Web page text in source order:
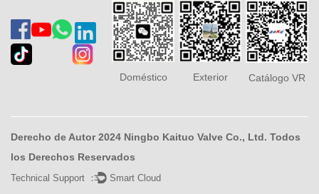
Doméstico Exterior Catálogo VR
Derecho de Autor 2024 Ningbo Kaituo Valve Co., Ltd. Todos
los Derechos Reservados
Technical Support ： Smart Cloud